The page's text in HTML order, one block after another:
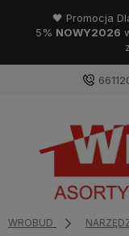
🖤 Promocja
5% NOWY2026
WROBUD